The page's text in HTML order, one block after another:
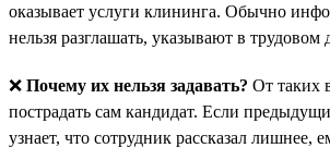
оказывает услуги клининга. Обычно
нельзя разглашать, указывают в трудовом
❌ Почему их нельзя задавать? От таких
пострадать сам кандидат. Если
узнает, что сотрудник рассказал лишнее,